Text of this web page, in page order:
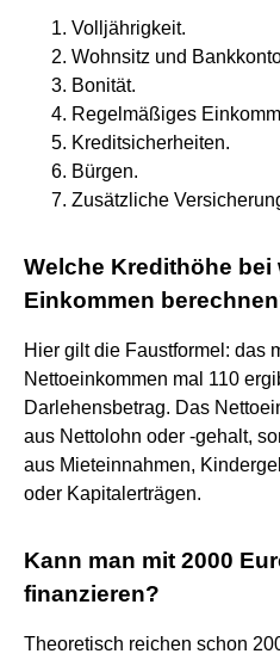
Volljährigkeit.
Wohnsitz und
Bonität.
Regelmäßiges
Kreditsicherheiten.
Bürgen.
Zusätzliche
Welche Kredithöhe bei
Einkommen
Hier gilt die Faustformel: das
Nettoeinkommen mal 110
Darlehensbetrag. Das
aus Nettolohn oder -gehalt,
aus Mieteinnahmen,
oder Kapitalerträgen.
Kann man mit 2000
finanzieren?
Theoretisch reichen schon